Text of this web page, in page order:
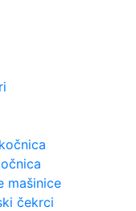
mašinice
čekrci